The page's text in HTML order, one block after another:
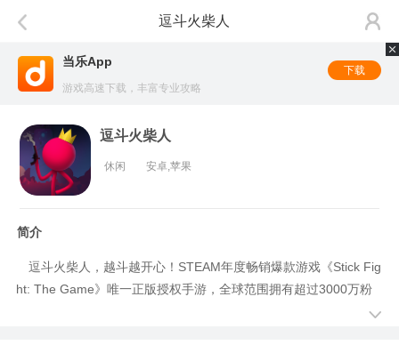
逗斗火柴人
当乐App
游戏高速下载，丰富专业攻略
下载
逗斗火柴人
休闲 安卓,苹果
简介
逗斗火柴人，越斗越开心！STEAM年度畅销爆款游戏《Stick Fig
ht: The Game》唯一正版授权手游，全球范围拥有超过3000万粉
丝的火柴人大乱斗来了——3分钟一局的360度刺激对战，上百种从